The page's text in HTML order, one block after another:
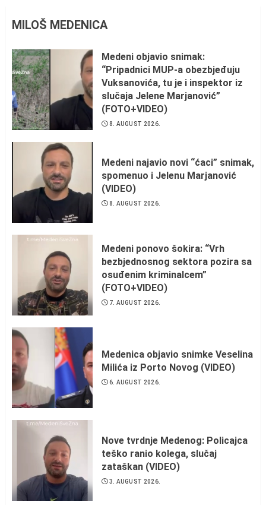
MILOŠ MEDENICA
Medeni objavio snimak:
“Pripadnici MUP-a obezbjeđuju
Vuksanovića, tu je i inspektor iz
slučaja Jelene Marjanović”
(FOTO+VIDEO)
8. AUGUST 2026.
Medeni najavio novi “ćaci” snimak,
spomenuo i Jelenu Marjanović
(VIDEO)
8. AUGUST 2026.
Medeni ponovo šokira: “Vrh
bezbjednosnog sektora pozira sa
osuđenim kriminalcem”
(FOTO+VIDEO)
7. AUGUST 2026.
Medenica objavio snimke Veselina
Milića iz Porto Novog (VIDEO)
6. AUGUST 2026.
Nove tvrdnje Medenog: Policajca
teško ranio kolega, slučaj
zataškan (VIDEO)
3. AUGUST 2026.